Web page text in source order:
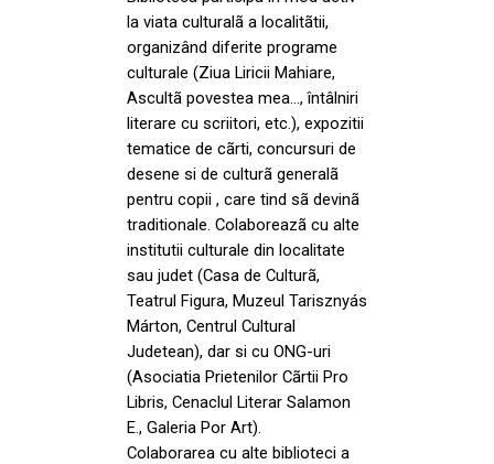
la viata culturalã a localitãtii,
organizând diferite programe
culturale (Ziua Liricii Mahiare,
Ascultã povestea mea…, întâlniri
literare cu scriitori, etc.), expozitii
tematice de cãrti, concursuri de
desene si de culturã generalã
pentru copii , care tind sã devinã
traditionale. Colaboreazã cu alte
institutii culturale din localitate
sau judet (Casa de Culturã,
Teatrul Figura, Muzeul Tarisznyás
Márton, Centrul Cultural
Judetean), dar si cu ONG-uri
(Asociatia Prietenilor Cãrtii Pro
Libris, Cenaclul Literar Salamon
E., Galeria Por Art).
Colaborarea cu alte biblioteci a